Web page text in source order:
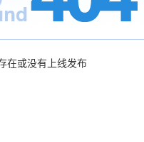
在或没有上线发布